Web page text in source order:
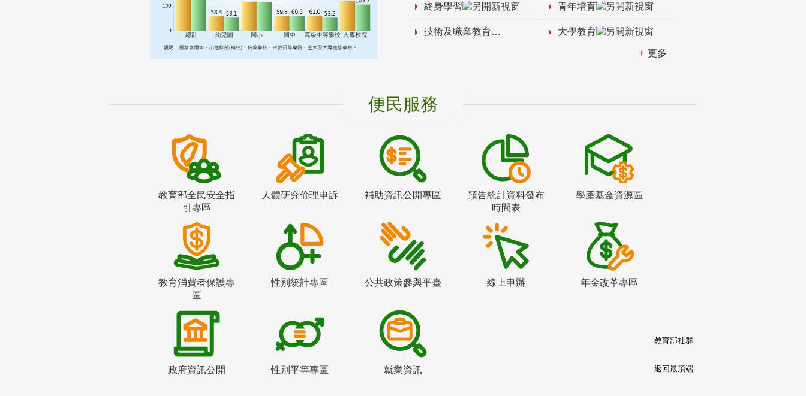
終身學習 青年培育
技術及職業教育 大學教育
更多
便民服務
教育部全民安全指
引專區
人體研究倫理申訴 補助資訊公開專區
預告統計資料發布
時間表
學產基金資源區
教育消費者保護專
區
性別統計專區 公共政策參與平臺 線上申辦 年金改革專區
政府資訊公開 性別平等專區 就業資訊
教育部社群
返回最頂端